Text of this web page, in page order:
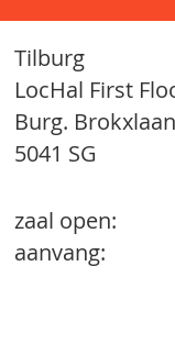
Tilburg
LocHal First
Burg.
5041 SG
zaal open:
aanvang: